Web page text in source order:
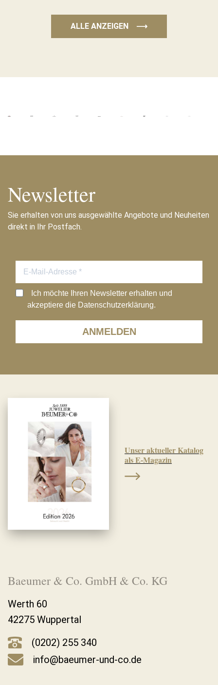
ALLE ANZEIGEN ⟶
Newsletter
Sie erhalten von uns ausgewählte Angebote und Neuheiten
direkt in Ihr Postfach.
ANMELDEN
Ich möchte Ihren Newsletter erhalten und
akzeptiere die Datenschutzerklärung.
Unser aktueller Katalog
als E-Magazin
Baeumer & Co. GmbH & Co. KG
Werth 60
42275 Wuppertal
(0202) 255 340
info@baeumer-und-co.de